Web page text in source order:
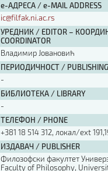
е-АДРЕСА / e-MAIL ADDRESS
ic@filfak.ni.ac.rs
УРЕДНИК / EDITOR –
COORDINATOR
Владимир Јовановић
ПЕРИОДИЧНОСТ / PUBLISHING
-
БИБЛИОТЕКА / LIBRARY
-
ТЕЛЕФОН / PHONE
+381 18 514 312, локал/ext
ИЗДАВАЧ / PUBLISHER
Филозофски факултет
Faculty of Philosophy,